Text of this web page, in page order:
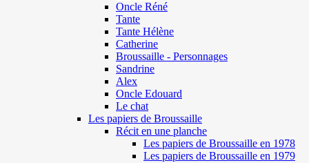
Oncle Réné
Tante
Tante Hélène
Catherine
Broussaille - Personnages
Sandrine
Alex
Oncle Edouard
Le chat
Les papiers de Broussaille
Récit en une planche
Les papiers de Broussaille en 1978
Les papiers de Broussaille en 1979